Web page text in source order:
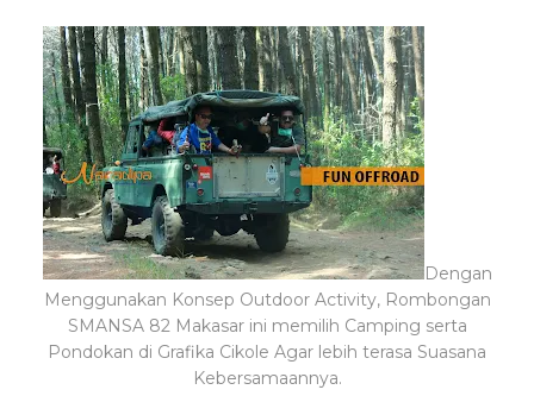
Dengan
Menggunakan Konsep Outdoor Activity, Rombongan
SMANSA 82 Makasar ini memilih Camping serta
Pondokan di Grafika Cikole Agar lebih terasa Suasana
Kebersamaannya.